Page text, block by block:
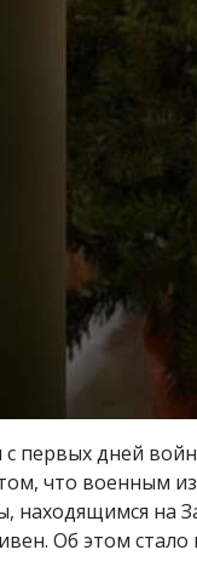
первых дней
что военным
находящимся на
Об этом